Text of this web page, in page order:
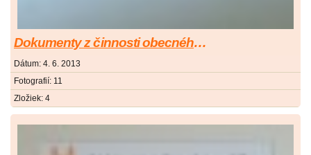
Dokumenty z činnosti obecného úradu
Dátum: 4. 6. 2013
Fotografií: 11
Zložiek: 4